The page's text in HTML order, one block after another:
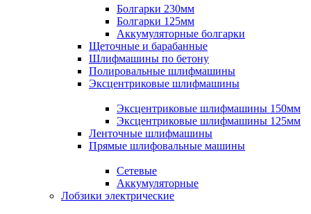
Болгарки 230мм
Болгарки 125мм
Аккумуляторные болгарки
Щеточные и барабанные
Шлифмашины по бетону
Полировальные шлифмашины
Эксцентриковые шлифмашины
Эксцентриковые шлифмашины 150мм
Эксцентриковые шлифмашины 125мм
Ленточные шлифмашины
Прямые шлифовальные машины
Сетевые
Аккумуляторные
Лобзики электрические